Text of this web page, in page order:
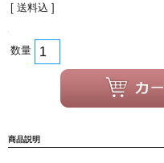
[ 送料込 ]
数量
商品説明